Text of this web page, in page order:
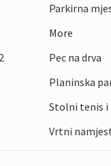
Parkirna
More
Pec na drva
Planinska
Stolni tenis i
Vrtni